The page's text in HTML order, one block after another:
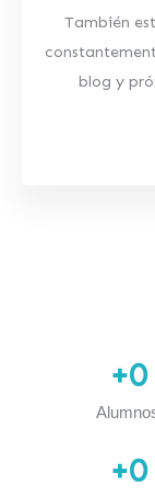
También
blog y
+0
+0